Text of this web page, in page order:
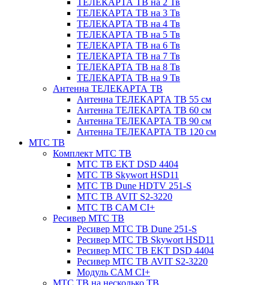
ТЕЛЕКАРТА ТВ на 2 Тв
ТЕЛЕКАРТА ТВ на 3 Тв
ТЕЛЕКАРТА ТВ на 4 Тв
ТЕЛЕКАРТА ТВ на 5 Тв
ТЕЛЕКАРТА ТВ на 6 Тв
ТЕЛЕКАРТА ТВ на 7 Тв
ТЕЛЕКАРТА ТВ на 8 Тв
ТЕЛЕКАРТА ТВ на 9 Тв
Антенна ТЕЛЕКАРТА ТВ
Антенна ТЕЛЕКАРТА ТВ 55 см
Антенна ТЕЛЕКАРТА ТВ 60 см
Антенна ТЕЛЕКАРТА ТВ 90 см
Антенна ТЕЛЕКАРТА ТВ 120 см
МТС ТВ
Комплект МТС ТВ
МТС ТВ EKT DSD 4404
МТС ТВ Skywort HSD11
МТС ТВ Dune HDTV 251-S
МТС ТВ AVIT S2-3220
МТС ТВ CAM CI+
Ресивер МТС ТВ
Ресивер МТС ТВ Dune 251-S
Ресивер МТС ТВ Skywort HSD11
Ресивер МТС ТВ EKT DSD 4404
Ресивер МТС ТВ AVIT S2-3220
Модуль CAM CI+
МТС ТВ на несколько ТВ